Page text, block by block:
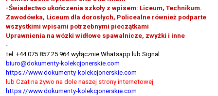
-Świadectwo ukończenia szkoły z wpisem: Liceum, Technikum.
Zawodówka, Liceum dla dorosłych, Policealne również podparte
wszystkimi wpisami potrzebnymi pieczątkami
Uprawnienia na wózki widłowe spawalnicze, zwyżki i inne
-
tel. +44 075 857 25 964 wyłącznie Whatsapp lub Signal
biuro@dokumenty-kolekcjonerskie.com
https://www.dokumenty-kolekcjonerskie.com
lub Czat na żywo na dole naszej strony internetowej
https://www.dokumenty-kolekcjonerskie.com